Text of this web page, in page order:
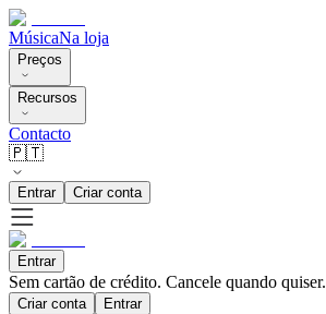
MúsicaNa loja
Preços
Recursos
Contacto
🇵🇹
Entrar Criar conta
Entrar
Sem cartão de crédito. Cancele quando quiser.
Criar conta Entrar